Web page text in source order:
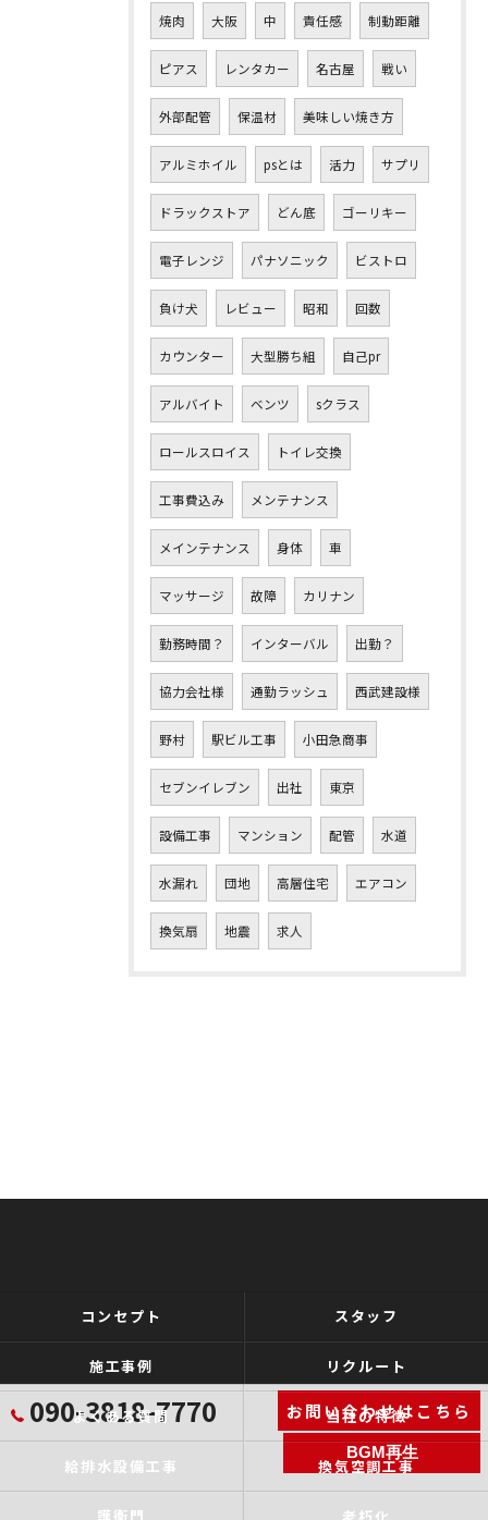
焼肉 大阪 中 責任感 制動距離
ピアス レンタカー 名古屋 戦い
外部配管 保温材 美味しい焼き方
アルミホイル psとは 活力 サプリ
ドラックストア どん底 ゴーリキー
電子レンジ パナソニック ビストロ
負け犬 レビュー 昭和 回数
カウンター 大型勝ち組 自己pr
アルバイト ベンツ sクラス
ロールスロイス トイレ交換
工事費込み メンテナンス
メインテナンス 身体 車
マッサージ 故障 カリナン
勤務時間？ インターバル 出勤？
協力会社様 通勤ラッシュ 西武建設様
野村 駅ビル工事 小田急商事
セブンイレブン 出社 東京
設備工事 マンション 配管 水道
水漏れ 団地 高層住宅 エアコン
換気扇 地震 求人
090-3818-7770 お問い合わせはこちら
BGM再生
コンセプト スタッフ
施工事例 リクルート
よくある質問 当社の特徴
給排水設備工事 換気空調工事